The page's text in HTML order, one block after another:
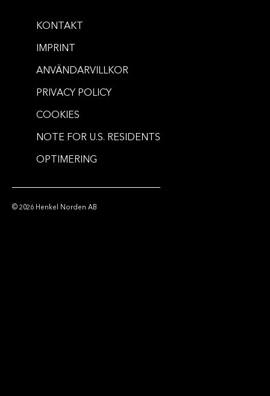
KONTAKT
IMPRINT
ANVÄNDARVILLKOR
PRIVACY POLICY
COOKIES
NOTE FOR U.S. RESIDENTS
OPTIMERING
© 2026 Henkel Norden AB